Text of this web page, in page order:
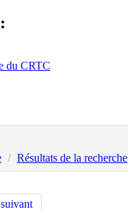
du CRTC
/ Résultats de la recherche
suivant